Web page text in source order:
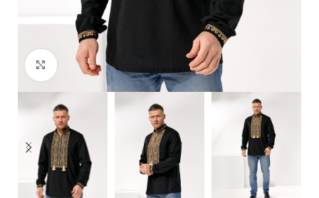
Click to enlarge